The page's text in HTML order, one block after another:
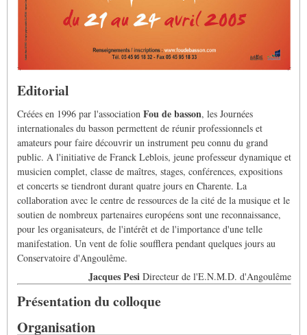
Editorial
Créées en 1996 par l'association Fou de basson, les Journées
internationales du basson permettent de réunir professionnels et
amateurs pour faire découvrir un instrument peu connu du grand
public. A l'initiative de Franck Leblois, jeune professeur dynamique et
musicien complet, classe de maîtres, stages, conférences, expositions
et concerts se tiendront durant quatre jours en Charente. La
collaboration avec le centre de ressources de la cité de la musique et le
soutien de nombreux partenaires européens sont une reconnaissance,
pour les organisateurs, de l'intérêt et de l'importance d'une telle
manifestation. Un vent de folie soufflera pendant quelques jours au
Conservatoire d'Angoulême.
Jacques Pesi Directeur de l'E.N.M.D. d'Angoulême
Présentation du colloque
Organisation